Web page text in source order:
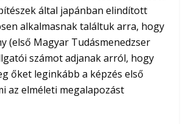
által japánban elindított
alkalmasnak találtuk arra, hogy
(első Magyar Tudásmenedzser
számot adjanak arról, hogy
őket leginkább a képzés első
az elméleti megalapozást